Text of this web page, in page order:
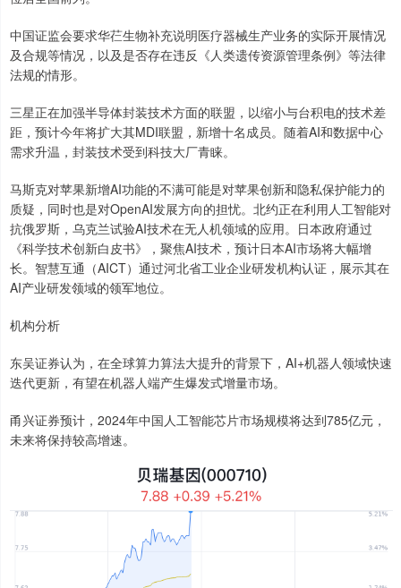
中国证监会要求华芢生物补充说明医疗器械生产业务的实际开展情况
及合规等情况，以及是否存在违反《人类遗传资源管理条例》等法律
法规的情形。
三星正在加强半导体封装技术方面的联盟，以缩小与台积电的技术差
距，预计今年将扩大其MDI联盟，新增十名成员。随着AI和数据中心
需求升温，封装技术受到科技大厂青睐。
马斯克对苹果新增AI功能的不满可能是对苹果创新和隐私保护能力的
质疑，同时也是对OpenAI发展方向的担忧。北约正在利用人工智能对
抗俄罗斯，乌克兰试验AI技术在无人机领域的应用。日本政府通过
《科学技术创新白皮书》，聚焦AI技术，预计日本AI市场将大幅增
长。智慧互通（AICT）通过河北省工业企业研发机构认证，展示其在
AI产业研发领域的领军地位。
机构分析
东吴证券认为，在全球算力算法大提升的背景下，AI+机器人领域快速
迭代更新，有望在机器人端产生爆发式增量市场。
甬兴证券预计，2024年中国人工智能芯片市场规模将达到785亿元，
未来将保持较高增速。